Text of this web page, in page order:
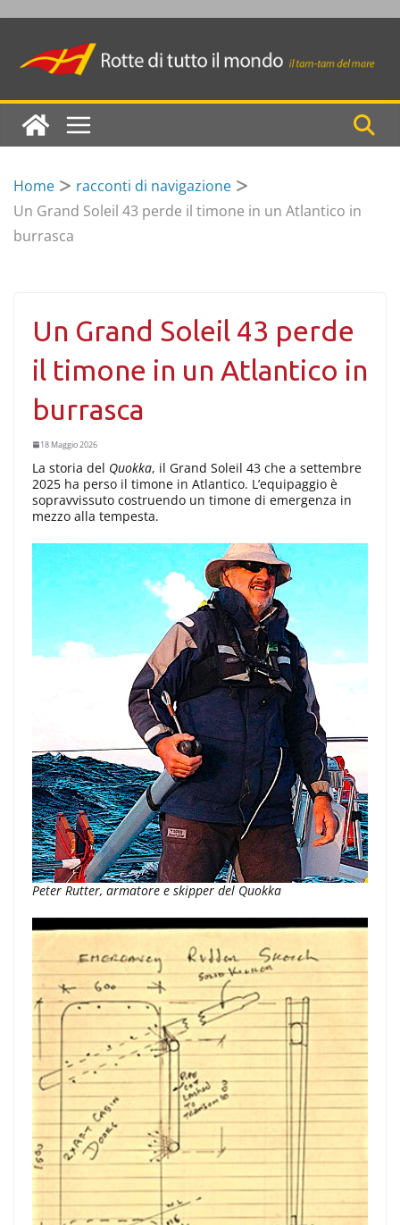
to
Home
racconti di navigazione
Un Grand Soleil 43 perde il timone in un Atlantico in
burrasca
Un Grand Soleil 43 perde
il timone in un Atlantico in
burrasca
18 Maggio 2026
La storia del Quokka, il Grand Soleil 43 che a settembre
2025 ha perso il timone in Atlantico. L’equipaggio è
sopravvissuto costruendo un timone di emergenza in
mezzo alla tempesta.
Peter Rutter, armatore e skipper del Quokka